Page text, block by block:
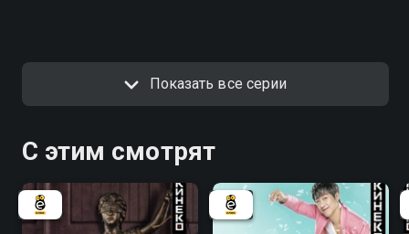
Показать все серии
С этим смотрят